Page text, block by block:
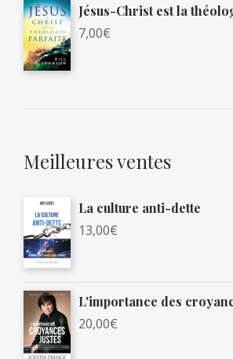
Jésus-Christ est la
7,00€
Meilleures ventes
La culture anti-dette
13,00€
L'importance des
20,00€